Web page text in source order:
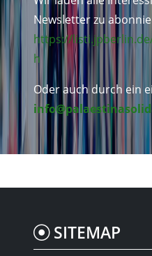
Newsletter zu
https://
h
Oder auch durch ein
SITEMAP